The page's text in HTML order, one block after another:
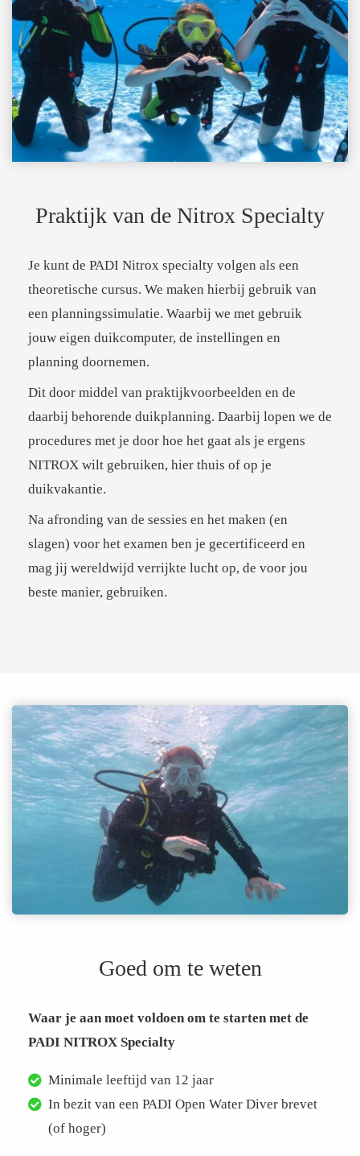
Praktijk van de Nitrox Specialty
Je kunt de PADI Nitrox specialty volgen als een
theoretische cursus. We maken hierbij gebruik van
een planningssimulatie. Waarbij we met gebruik
jouw eigen duikcomputer, de instellingen en
planning doornemen.
Dit door middel van praktijkvoorbeelden en de
daarbij behorende duikplanning. Daarbij lopen we de
procedures met je door hoe het gaat als je ergens
NITROX wilt gebruiken, hier thuis of op je
duikvakantie.
Na afronding van de sessies en het maken (en
slagen) voor het examen ben je gecertificeerd en
mag jij wereldwijd verrijkte lucht op, de voor jou
beste manier, gebruiken.
Goed om te weten
Waar je aan moet voldoen om te starten met de
PADI NITROX Specialty
Minimale leeftijd van 12 jaar
In bezit van een PADI Open Water Diver brevet
(of hoger)